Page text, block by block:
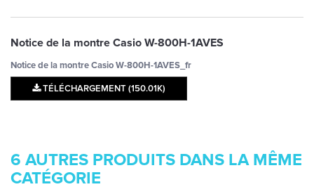
Notice de la montre Casio W-800H-1AVES
Notice de la montre Casio W-800H-1AVES_fr
TÉLÉCHARGEMENT (150.01K)
6 AUTRES PRODUITS DANS LA MÊME
CATÉGORIE